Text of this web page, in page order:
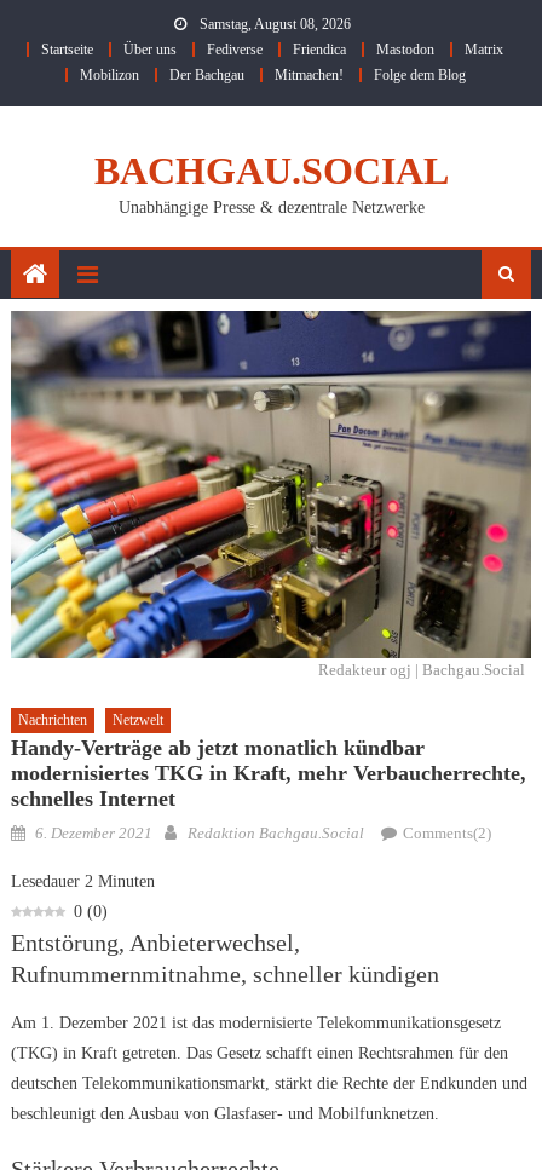
Samstag, August 08, 2026
Startseite
Über uns Fediverse Friendica Mastodon
Matrix
Mobilizon
Der Bachgau Mitmachen! Folge dem Blog
BACHGAU.SOCIAL
Unabhängige Presse & dezentrale Netzwerke
Redakteur ogj | Bachgau.Social
Nachrichten Netzwelt
Handy-Verträge ab jetzt monatlich kündbar
modernisiertes TKG in Kraft, mehr Verbaucherrechte,
schnelles Internet
Posted
6. Dezember 2021 Author
Redaktion Bachgau.Social Comments(2)
Lesedauer 2 Minuten
0 (0)
Entstörung, Anbieterwechsel,
Rufnummernmitnahme, schneller kündigen
Am 1. Dezember 2021 ist das modernisierte Telekommunikationsgesetz
(TKG) in Kraft getreten. Das Gesetz schafft einen Rechtsrahmen für den
deutschen Telekommunikationsmarkt, stärkt die Rechte der Endkunden und
beschleunigt den Ausbau von Glasfaser- und Mobilfunknetzen.